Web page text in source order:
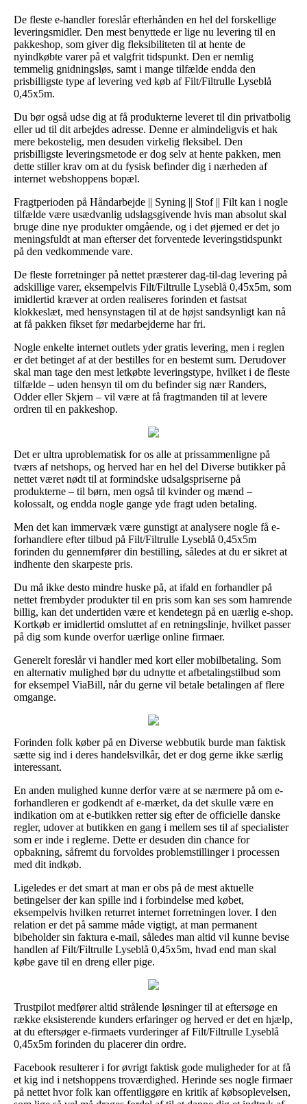
De fleste e-handler foreslår efterhånden en hel del forskellige
leveringsmidler. Den mest benyttede er lige nu levering til en
pakkeshop, som giver dig fleksibiliteten til at hente de
nyindkøbte varer på et valgfrit tidspunkt. Den er nemlig
temmelig gnidningsløs, samt i mange tilfælde endda den
prisbilligste type af levering ved køb af Filt/Filtrulle Lyseblå
0,45x5m.
Du bør også udse dig at få produkterne leveret til din privatbolig
eller ud til dit arbejdes adresse. Denne er almindeligvis et hak
mere bekostelig, men desuden virkelig fleksibel. Den
prisbilligste leveringsmetode er dog selv at hente pakken, men
dette stiller krav om at du fysisk befinder dig i nærheden af
internet webshoppens bopæl.
Fragtperioden på Håndarbejde || Syning || Stof || Filt kan i nogle
tilfælde være usædvanlig udslagsgivende hvis man absolut skal
bruge dine nye produkter omgående, og i det øjemed er det jo
meningsfuldt at man efterser det forventede leveringstidspunkt
på den vedkommende vare.
De fleste forretninger på nettet præsterer dag-til-dag levering på
adskillige varer, eksempelvis Filt/Filtrulle Lyseblå 0,45x5m, som
imidlertid kræver at orden realiseres forinden et fastsat
klokkeslæt, med hensynstagen til at de højst sandsynligt kan nå
at få pakken fikset før medarbejderne har fri.
Nogle enkelte internet outlets yder gratis levering, men i reglen
er det betinget af at der bestilles for en bestemt sum. Derudover
skal man tage den mest letkøbte leveringstype, hvilket i de fleste
tilfælde – uden hensyn til om du befinder sig nær Randers,
Odder eller Skjern – vil være at få fragtmanden til at levere
ordren til en pakkeshop.
Det er ultra uproblematisk for os alle at prissammenligne på
tværs af netshops, og herved har en hel del Diverse butikker på
nettet været nødt til at formindske udsalgspriserne på
produkterne – til børn, men også til kvinder og mænd –
kolossalt, og endda nogle gange yde fragt uden betaling.
Men det kan immervæk være gunstigt at analysere nogle få e-
forhandlere efter tilbud på Filt/Filtrulle Lyseblå 0,45x5m
forinden du gennemfører din bestilling, således at du er sikret at
indhente den skarpeste pris.
Du må ikke desto mindre huske på, at ifald en forhandler på
nettet frembyder produkter til en pris som kan ses som hamrende
billig, kan det undertiden være et kendetegn på en uærlig e-shop.
Kortkøb er imidlertid omsluttet af en retningslinje, hvilket passer
på dig som kunde overfor uærlige online firmaer.
Generelt foreslår vi handler med kort eller mobilbetaling. Som
en alternativ mulighed bør du udnytte et afbetalingstilbud som
for eksempel ViaBill, når du gerne vil betale betalingen af flere
omgange.
Forinden folk køber på en Diverse webbutik burde man faktisk
sætte sig ind i deres handelsvilkår, det er dog gerne ikke særlig
interessant.
En anden mulighed kunne derfor være at se nærmere på om e-
forhandleren er godkendt af e-mærket, da det skulle være en
indikation om at e-butikken retter sig efter de officielle danske
regler, udover at butikken en gang i mellem ses til af specialister
som er inde i reglerne. Dette er desuden din chance for
opbakning, såfremt du forvoldes problemstillinger i processen
med dit indkøb.
Ligeledes er det smart at man er obs på de mest aktuelle
betingelser der kan spille ind i forbindelse med købet,
eksempelvis hvilken returret internet forretningen lover. I den
relation er det på samme måde vigtigt, at man permanent
bibeholder sin faktura e-mail, således man altid vil kunne bevise
handlen af Filt/Filtrulle Lyseblå 0,45x5m, hvad end man skal
købe gave til en dreng eller pige.
Trustpilot medfører altid strålende løsninger til at eftersøge en
række eksisterende kunders erfaringer og herved er det en hjælp,
at du eftersøger e-firmaets vurderinger af Filt/Filtrulle Lyseblå
0,45x5m forinden du placerer din ordre.
Facebook resulterer i for øvrigt faktisk gode muligheder for at få
et kig ind i netshoppens troværdighed. Herinde ses nogle firmaer
på nettet hvor folk kan offentliggøre en kritik af købsoplevelsen,